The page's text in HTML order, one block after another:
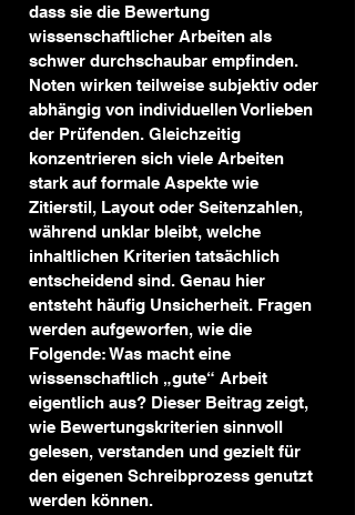
dass sie die Bewertung
wissenschaftlicher Arbeiten als
schwer durchschaubar empfinden.
Noten wirken teilweise subjektiv oder
abhängig von individuellen Vorlieben
der Prüfenden. Gleichzeitig
konzentrieren sich viele Arbeiten
stark auf formale Aspekte wie
Zitierstil, Layout oder Seitenzahlen,
während unklar bleibt, welche
inhaltlichen Kriterien tatsächlich
entscheidend sind. Genau hier
entsteht häufig Unsicherheit. Fragen
werden aufgeworfen, wie die
Folgende: Was macht eine
wissenschaftlich „gute“ Arbeit
eigentlich aus? Dieser Beitrag zeigt,
wie Bewertungskriterien sinnvoll
gelesen, verstanden und gezielt für
den eigenen Schreibprozess genutzt
werden können.